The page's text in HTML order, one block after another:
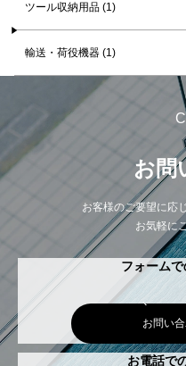
ツール収納用品 (1)
輸送・荷役機器 (1)
お問
お客様のご要望に応
お気軽に
フォーム
お問い
お電話で